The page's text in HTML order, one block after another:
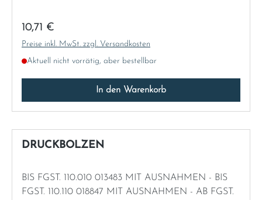
Regulärer Preis:
10,71 €
Preise inkl. MwSt. zzgl. Versandkosten
Aktuell nicht vorrätig, aber bestellbar
In den Warenkorb
DRUCKBOLZEN
BIS FGST. 110.010 013483 MIT AUSNAHMEN - BIS
FGST. 110.110 018847 MIT AUSNAHMEN - AB FGST.